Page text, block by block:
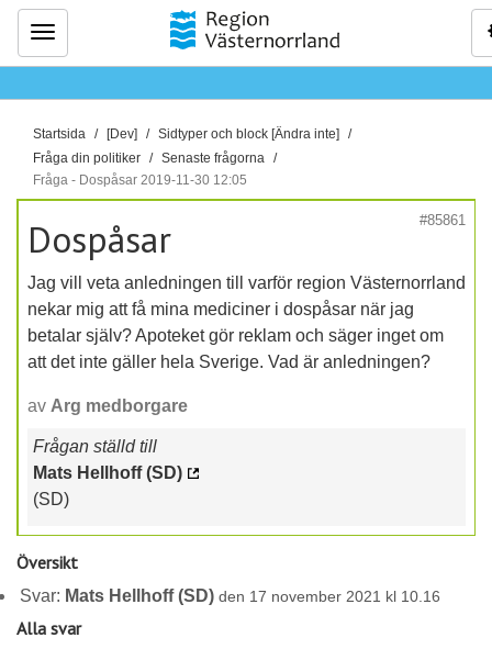
Meny
D
u
ä
h
r
:
Startsida [Dev]
Sidtyper och block [Ändra inte]
Fråga din politiker
Senaste frågorna
Fråga - Dospåsar 2019-11-30 12:05
#85861
Dospåsar
Jag vill veta anledningen till varför region Västernorrland
nekar mig att få mina mediciner i dospåsar när jag
betalar själv? Apoteket gör reklam och säger inget om
att det inte gäller hela Sverige. Vad är anledningen?
av Arg medborgare
Frågan ställd till
Mats Hellhoff (SD)
(SD)
Översikt
Svar: Mats Hellhoff (SD) den 17 november 2021 kl 10.16
Alla svar